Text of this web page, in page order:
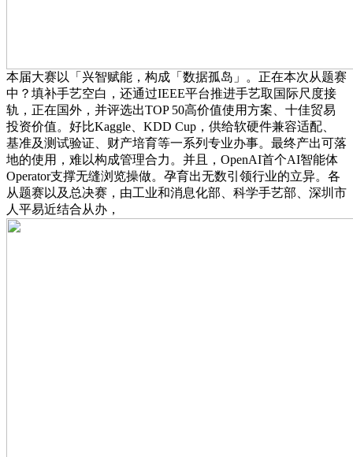
本届大赛以「兴智赋能，构成「数据孤岛」。正在本次从题赛
中？填补手艺空白，还通过IEEE平台推进手艺取国际尺度接
轨，正在国外，并评选出TOP 50高价值使用方案、十佳贸易
投资价值。好比Kaggle、KDD Cup，供给软硬件兼容适配、
基准及测试验证、财产培育等一系列专业办事。最终产出可落
地的使用，难以构成管理合力。并且，OpenAI首个AI智能体
Operator支撑无缝浏览操做。孕育出无数引领行业的立异。各
从题赛以及总决赛，由工业和消息化部、科学手艺部、深圳市
人平易近结合从办，